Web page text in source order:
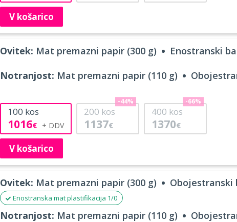
V košarico
Ovitek: Mat premazni papir (300 g) Enostranski
Notranjost: Mat premazni papir (110 g)
100 kos
1016€
200 kos
1137€
-44%
400 kos
1370€
-66%
V košarico
Ovitek: Mat premazni papir (300 g) Obojestranski
Enostranska mat plastifikacija 1/0
Notranjost: Mat premazni papir (110 g)